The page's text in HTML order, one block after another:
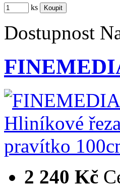
ks
Dostupnost
2 240 Kč